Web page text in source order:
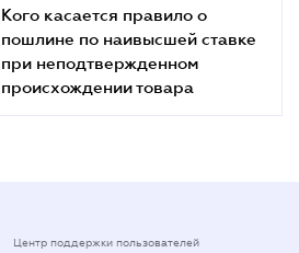
Кого касается правило о
пошлине по наивысшей ставке
при неподтвержденном
происхождении товара
Центр поддержки пользователей